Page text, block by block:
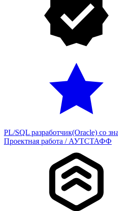
PL/SQL разработчик(Oracle) со
Проектная работа / АУТСТАФФ